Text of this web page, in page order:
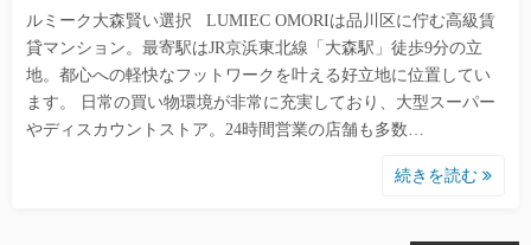
ルミーク大森賢い選択 LUMIEC OMORIは品川区に佇む高級賃
貸マンション。最寄駅はJR京浜東北線「大森駅」徒歩9分の立
地。都心への軽快なフットワークを叶える好立地に位置してい
ます。 日常の買い物環境が非常に充実しており、大型スーパー
やディスカウントストア。24時間営業の店舗も多数…
続きを読む